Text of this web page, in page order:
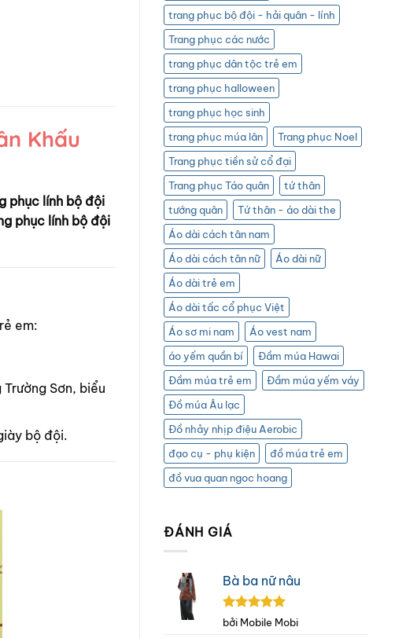
trang phục bộ đội - hải quân - lính
Trang phục các nước
trang phục dân tộc trẻ em
trang phục halloween
trang phục học sinh
trang phục múa lân
Trang phục Noel
Trang phục tiền sử cổ đại
Trang phục Táo quân
tứ thân
tướng quân
Tứ thân - áo dài the
Áo dài cách tân nam
Áo dài cách tân nữ
Áo dài nữ
Áo dài trẻ em
Áo dài tấc cổ phục Việt
Áo sơ mi nam
Áo vest nam
áo yếm quần bí
Đầm múa Hawai
Đầm múa trẻ em
Đầm múa yếm váy
Đồ múa Âu lạc
Đồ nhảy nhịp điệu Aerobic
đạo cụ - phụ kiện
đồ múa trẻ em
đồ vua quan ngoc hoang
ĐÁNH GIÁ
Bà ba nữ nâu
Được xếp
bởi Mobile Mobi
Khấu
phục lính bộ đội
phục lính bộ đội
em:
Sơn, biểu
bộ đội.